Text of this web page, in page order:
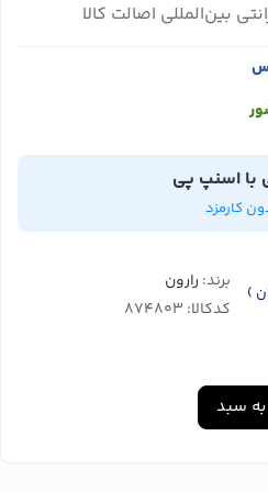
بین‌المللی اصالت کالا
با اسنپ پی
کارمزد
) برند: رارون
کدکالا:
سبد